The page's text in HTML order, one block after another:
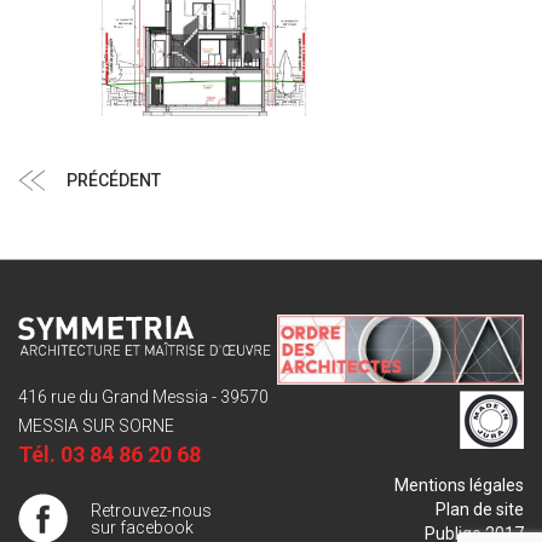
de
Article
PRÉCÉDENT
416 rue du Grand Messia - 39570
MESSIA SUR SORNE
Tél. 03 84 86 20 68
Retrouvez-nous
sur facebook
Mentions légales
Plan de site
Publigo 2017